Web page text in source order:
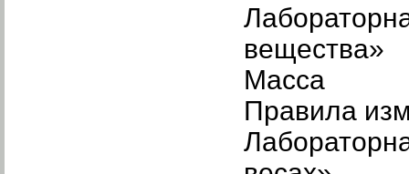
вещества»
Масса
Правила